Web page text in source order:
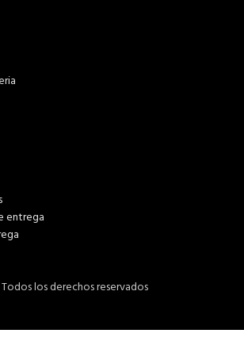
entrega
Todos los derechos reservados